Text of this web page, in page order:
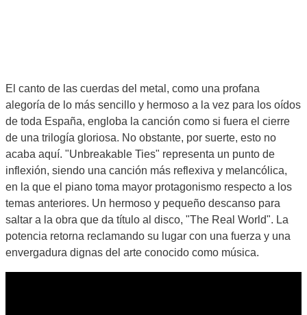
El canto de las cuerdas del metal, como una profana
alegoría de lo más sencillo y hermoso a la vez para los oídos
de toda España, engloba la canción como si fuera el cierre
de una trilogía gloriosa. No obstante, por suerte, esto no
acaba aquí. "Unbreakable Ties" representa un punto de
inflexión, siendo una canción más reflexiva y melancólica,
en la que el piano toma mayor protagonismo respecto a los
temas anteriores. Un hermoso y pequeño descanso para
saltar a la obra que da título al disco, "The Real World". La
potencia retorna reclamando su lugar con una fuerza y una
envergadura dignas del arte conocido como música.